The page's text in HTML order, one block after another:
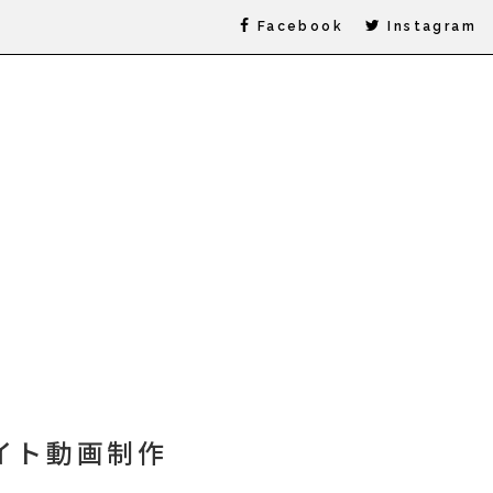
Facebook Instagram
動画制作